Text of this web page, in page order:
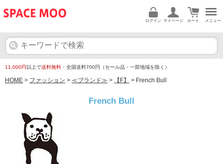
メニュー
カート
マイページ
ログイン
11,000円 以上で送料無料 ・全国送料700円（セール品・一部地域を除く）
HOME > ファッション > ≪ブランド≫ > 【F】 > French Bull
French Bull